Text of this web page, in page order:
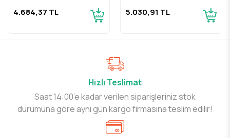
4.684,37 TL 5.030,91 TL
Hızlı Teslimat
Saat 14:00’e kadar verilen siparişleriniz stok
durumuna göre aynı gün kargo firmasına teslim edilir!